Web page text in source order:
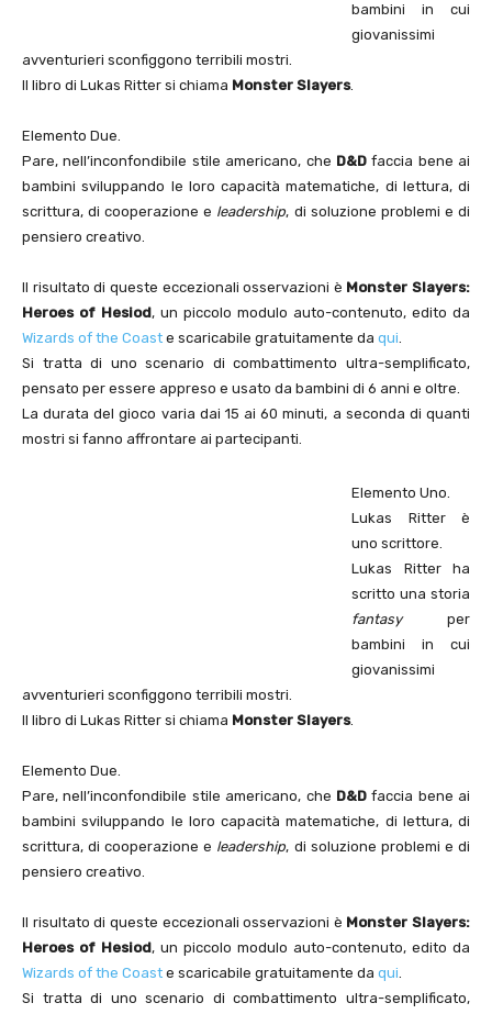
bambini in cui
giovanissimi
avventurieri sconfiggono terribili mostri.
Il libro di Lukas Ritter si chiama Monster Slayers.
Elemento Due.
Pare, nell’inconfondibile stile americano, che D&Dfaccia bene ai
bambini sviluppando le loro capacità matematiche, di lettura, di
scrittura, di cooperazione e leadership, di soluzione problemi e di
pensiero creativo.
Il risultato di queste eccezionali osservazioni è Monster Slayers:
Heroes of Hesiod, un piccolo modulo auto-contenuto, edito da
Wizards of the Coast e scaricabile gratuitamente da qui.
Si tratta di uno scenario di combattimento ultra-semplificato,
pensato per essere appreso e usato da bambini di 6 anni e oltre.
La durata del gioco varia dai 15 ai 60 minuti, a seconda di quanti
mostri si fanno affrontare ai partecipanti.
Elemento Uno.
Lukas Ritter è
uno scrittore.
Lukas Ritter ha
scritto una storia
fantasy per
bambini in cui
giovanissimi
avventurieri sconfiggono terribili mostri.
Il libro di Lukas Ritter si chiama Monster Slayers.
Elemento Due.
Pare, nell’inconfondibile stile americano, che D&Dfaccia bene ai
bambini sviluppando le loro capacità matematiche, di lettura, di
scrittura, di cooperazione e leadership, di soluzione problemi e di
pensiero creativo.
Il risultato di queste eccezionali osservazioni è Monster Slayers:
Heroes of Hesiod, un piccolo modulo auto-contenuto, edito da
Wizards of the Coast e scaricabile gratuitamente da qui.
Si tratta di uno scenario di combattimento ultra-semplificato,